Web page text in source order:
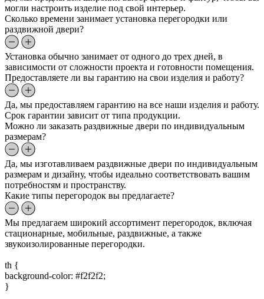
могли настроить изделие под свой интерьер.
Сколько времени занимает установка перегородки или
раздвижной двери?
Установка обычно занимает от одного до трех дней, в
зависимости от сложности проекта и готовности помещения.
Предоставляете ли вы гарантию на свои изделия и работу?
Да, мы предоставляем гарантию на все наши изделия и работу.
Срок гарантии зависит от типа продукции.
Можно ли заказать раздвижные двери по индивидуальным
размерам?
Да, мы изготавливаем раздвижные двери по индивидуальным
размерам и дизайну, чтобы идеально соответствовать вашим
потребностям и пространству.
Какие типы перегородок вы предлагаете?
Мы предлагаем широкий ассортимент перегородок, включая
стационарные, мобильные, раздвижные, а также
звукоизолированные перегородки.
th {
background-color: #f2f2f2;
}